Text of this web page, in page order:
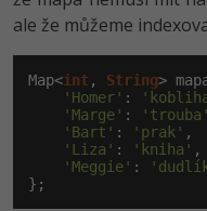
ale že můžeme
Map<int , String>
'Homer' :
'Marge' : 'trouba'
'Bart' : 'prak' ,
'Liza' : 'kniha' ,
'Meggie' :
};